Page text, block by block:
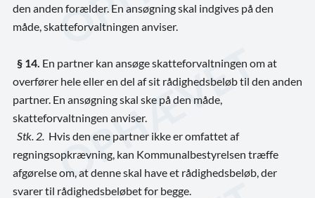
den anden forælder. En ansøgning skal indgives på den
måde, skatteforvaltningen anviser.
§ 14. En partner kan ansøge skatteforvaltningen om at
overfører hele eller en del af sit rådighedsbeløb til den anden
partner. En ansøgning skal ske på den måde,
skatteforvaltningen anviser.
Stk. 2. Hvis den ene partner ikke er omfattet af
regningsopkrævning, kan Kommunalbestyrelsen træffe
afgørelse om, at denne skal have et rådighedsbeløb, der
svarer til rådighedsbeløbet for begge.